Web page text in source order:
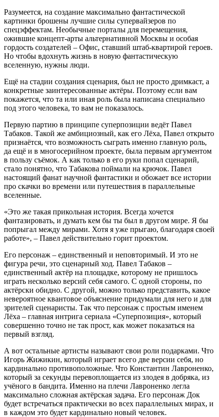
Разумеется, на создание максимально фантастической
картинки брошены лучшие силы супервайзеров по
спецэффектам. Необычные порталы для перемещения,
ожившие концепт-арты альтернативной Москвы и особая
гордость создателей – Офис, ставший штаб-квартирой героев.
Но чтобы вдохнуть жизнь в новую фантастическую
вселенную, нужны люди.
Ещё на стадии создания сценария, был не просто дримкаст, а
конкретные заинтересованные актёры. Поэтому если вам
покажется, что та или иная роль была написана специально
под этого человека, то вам не показалось.
Первую партию в принципе суперпозиции ведёт Павел
Табаков. Такой же амбициозный, как его Лёха, Павел открыто
признаётся, что возможность сыграть именно главную роль,
да ещё и в многосерийном проекте, была первым аргументом
в пользу съёмок. А как только в его руки попал сценарий,
стало понятно, что Табакова поймали на крючок. Павел
настоящий фанат научной фантастики и обожает все истории
про скачки во времени или путешествия в параллельные
вселенные.
«Это же такая прикольная история. Всегда хочется
фантазировать, и думать кем бы ты был в другом мире. Я бы
попрыгал между мирами. Хотя я уже прыгаю, благодаря своей
работе», – Павел действительно горит проектом.
Его персонаж – единственный и неповторимый. И это не
фигура речи, это сценарный ход. Павел Табаков –
единственный актёр на площадке, которому не пришлось
играть несколько версий себя самого. С одной стороны, по
актёрски обидно. С другой, можно только представить, какое
невероятное квантовое объяснение придумали для него и для
зрителей сценаристы. Так что персонаж с простым именем
Лёха – главная интрига сериала «Суперпозиция», который
совершенно точно не так прост, как может показаться на
первый взгляд.
А вот остальные артисты называют свои роли подарками. Что
Игорь Жижикин, который играет всего две версии себя, но
кардинально противоположные. Что Константин Лавроненко,
который за секунды перевоплощается из злодея в добряка, из
учёного в бандита. Именно на плечи Лавроненко легла
максимально сложная актёрская задача. Его персонаж Док
будет встречаться практически во всех параллельных мирах, и
в каждом это будет кардинально новый человек.